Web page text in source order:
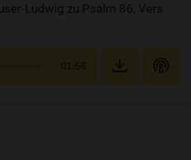
Ludwig zu Psalm 86, Vers
01:56